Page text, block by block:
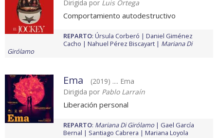
Dirigida por Luis Ortega
Comportamiento autodestructivo
REPARTO: Úrsula Corberó
Daniel Giménez
Cacho
Nahuel Pérez Biscayart
Mariana Di
Girólamo
Ema
(2019) .... Ema
Dirigida por Pablo Larraín
Liberación personal
REPARTO: Mariana Di Girólamo
Gael García
Bernal
Santiago Cabrera Mariana Loyola